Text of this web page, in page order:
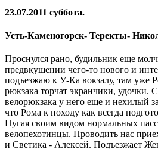
23.07.2011 суббота.
Усть-Каменогорск- Теректы-
Проснулся рано, будильник еще
предвкушении чего-то нового и
подъезжаю к У-Ка вокзалу, там уже
рюкзака торчат экранчики, удочки.
велорюкзака у него еще и нехилый
что Рома к походу как всегда
Пугая своим видом нормальных
велопехотинцы. Проводить нас
и Светика - Алексей. Подъезжает